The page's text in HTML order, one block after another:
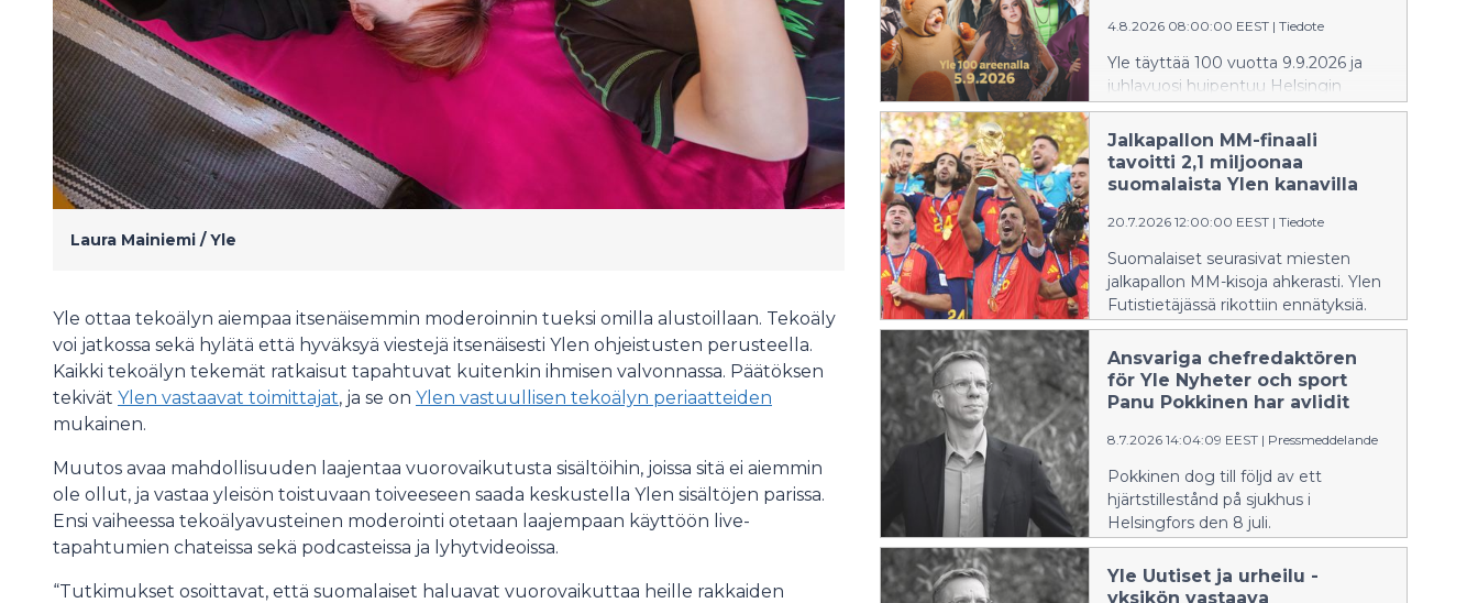
Laura Mainiemi / Yle
Yle ottaa tekoälyn aiempaa itsenäisemmin moderoinnin tueksi omilla alustoillaan. Tekoäly
voi jatkossa sekä hylätä että hyväksyä viestejä itsenäisesti Ylen ohjeistusten perusteella.
Kaikki tekoälyn tekemät ratkaisut tapahtuvat kuitenkin ihmisen valvonnassa. Päätöksen
tekivät Ylen vastaavat toimittajat, ja se on Ylen vastuullisen tekoälyn periaatteiden
mukainen.
Muutos avaa mahdollisuuden laajentaa vuorovaikutusta sisältöihin, joissa sitä ei aiemmin
ole ollut, ja vastaa yleisön toistuvaan toiveeseen saada keskustella Ylen sisältöjen parissa.
Ensi vaiheessa tekoälyavusteinen moderointi otetaan laajempaan käyttöön live-
tapahtumien chateissa sekä podcasteissa ja lyhytvideoissa.
“Tutkimukset osoittavat, että suomalaiset haluavat vuorovaikuttaa heille rakkaiden
finländsk musik. Vi får också höra
Radions symfoniorkester tolka
finska metal-klassiker.
4.8.2026 08:00:00 EEST | Tiedote
Yle täyttää 100 vuotta 9.9.2026 ja
juhlavuosi huipentuu Helsingin
areenalla (Veikkaus Arena) lauantaina
5.9. järjestettävään Yle 100 areenalla
-tapahtumaan. Luvassa on lasten
riemua, tuttuja Yle-kasvoja, tv-
kärkinimiä sekä suomalaista
metallimusiikkia RSO:n tahtiin.
Jalkapallon MM-finaali
tavoitti 2,1 miljoonaa
suomalaista Ylen kanavilla
20.7.2026 12:00:00 EEST | Tiedote
Suomalaiset seurasivat miesten
jalkapallon MM-kisoja ahkerasti. Ylen
Futistietäjässä rikottiin ennätyksiä.
Ansvariga chefredaktören
för Yle Nyheter och sport
Panu Pokkinen har avlidit
8.7.2026 14:04:09 EEST | Pressmeddelande
Pokkinen dog till följd av ett
hjärtstillestånd på sjukhus i
Helsingfors den 8 juli.
Yle Uutiset ja urheilu -
yksikön vastaava